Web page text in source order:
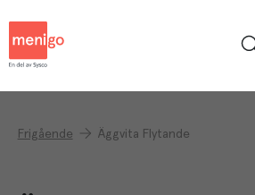
Frigående Äggvita Flytande